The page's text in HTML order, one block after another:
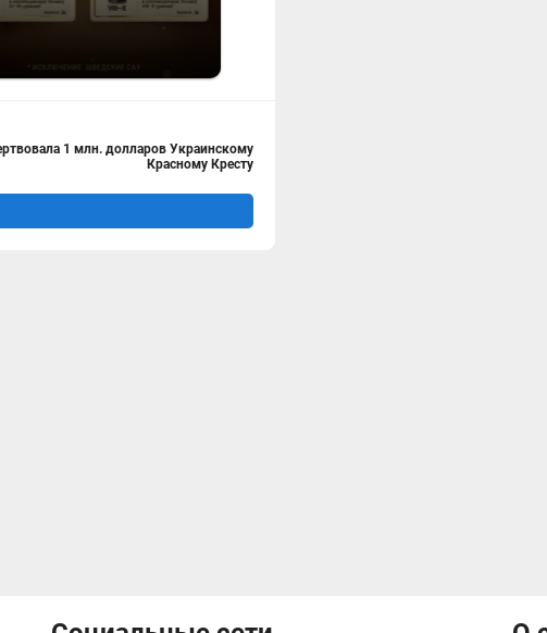
1 млн. долларов Украинскому
Красному Кресту